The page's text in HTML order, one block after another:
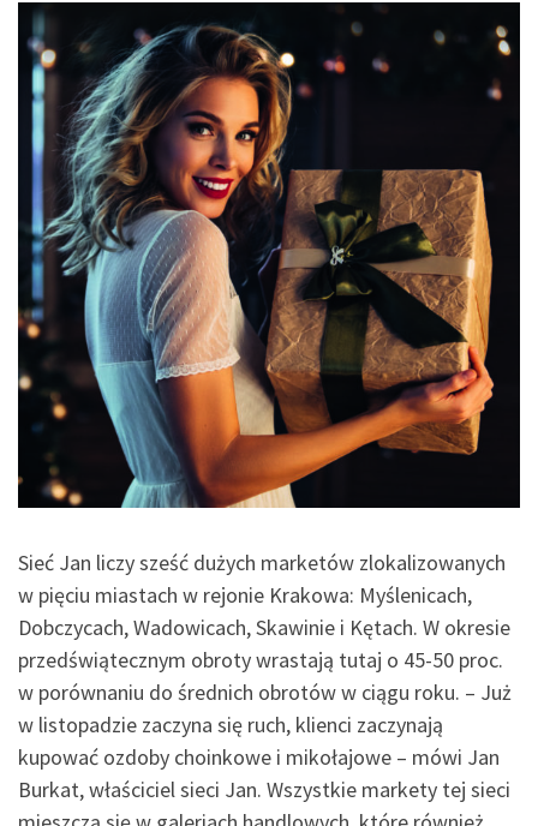
Sieć Jan liczy sześć dużych marketów zlokalizowanych
w pięciu miastach w rejonie Krakowa: Myślenicach,
Dobczycach, Wadowicach, Skawinie i Kętach. W okresie
przedświątecznym obroty wrastają tutaj o 45-50 proc.
w porównaniu do średnich obrotów w ciągu roku. – Już
w listopadzie zaczyna się ruch, klienci zaczynają
kupować ozdoby choinkowe i mikołajowe – mówi Jan
Burkat, właściciel sieci Jan. Wszystkie markety tej sieci